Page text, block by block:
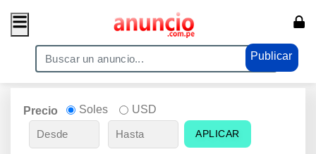
Publicar
Precio Soles USD
APLICAR